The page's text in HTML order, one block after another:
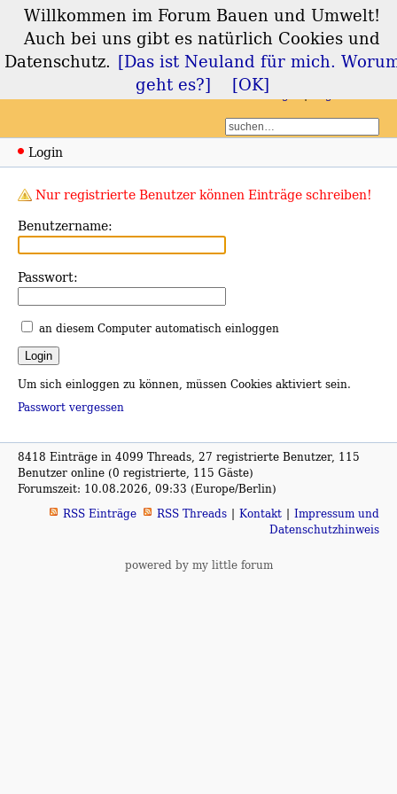
Forum Bauen und
Umwelt
Login
Nur registrierte Benutzer können Einträge schreiben!
Benutzername:
Passwort:
an diesem Computer automatisch einloggen
Um sich einloggen zu können, müssen Cookies aktiviert sein.
Passwort vergessen
8418 Einträge in 4099 Threads, 27 registrierte Benutzer, 115
Benutzer online (0 registrierte, 115 Gäste)
Forumszeit: 10.08.2026, 09:33 (Europe/Berlin)
RSS Einträge
RSS Threads Kontakt
Impressum und
Datenschutzhinweis
powered by my little forum
Willkommen im Forum Bauen und Umwelt!
Auch bei uns gibt es natürlich Cookies und
Datenschutz. [Das ist Neuland für mich.
geht es?]
[OK]